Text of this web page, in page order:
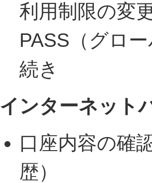
利用制限の変
PASS（グロ
続き
インターネット
口座内容の確
歴）